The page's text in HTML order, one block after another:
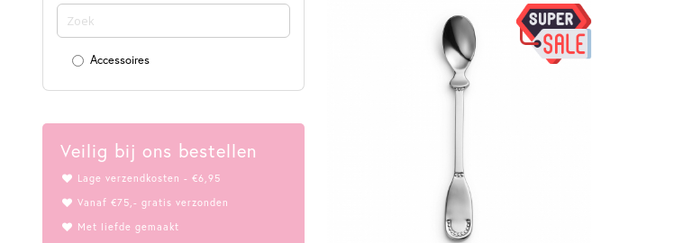
laag
sorteren
-29%
Accessoires
Veilig bij ons bestellen
Lage verzendkosten - €6,95
Vanaf €75,- gratis verzonden
Met liefde gemaakt